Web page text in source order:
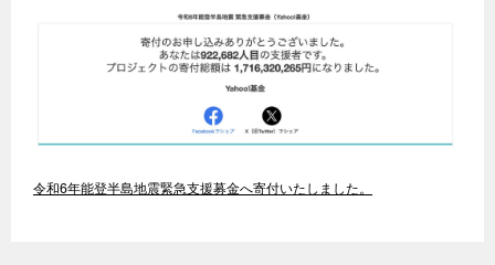
令和6年能登半島地震緊急支援募金へ寄付いたしました。